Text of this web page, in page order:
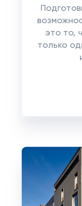
это то,
только